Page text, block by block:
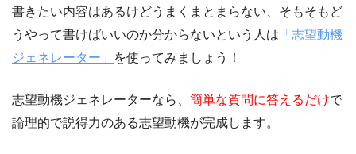
書きたい内容はあるけどうまくまとまらない、そもそもど
うやって書けばいいのか分からないという人は 「志望動機
ジェネレーター」
を使ってみましょう！
志望動機ジェネレーターなら、 簡単な質問に答えるだけで
論理的で説得力のある志望動機が完成します。